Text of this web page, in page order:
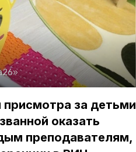
за детьми
оказать
преподавателям,